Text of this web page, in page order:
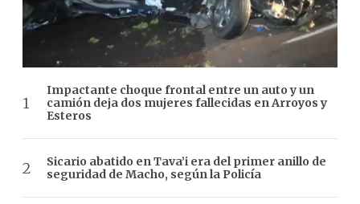
Impactante choque frontal entre un auto y un
camión deja dos mujeres fallecidas en Arroyos y
Esteros
Sicario abatido en Tava’i era del primer anillo de
seguridad de Macho, según la Policía